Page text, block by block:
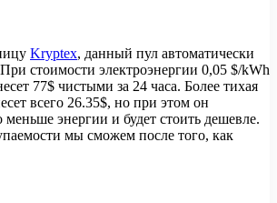
Kryptex, данный пул автоматически
стоимости электроэнергии 0,05 $/kWh
77$ чистыми за 24 часа. Более тихая
всего 26.35$, но при этом он
меньше энергии и будет стоить дешевле.
мы сможем после того, как